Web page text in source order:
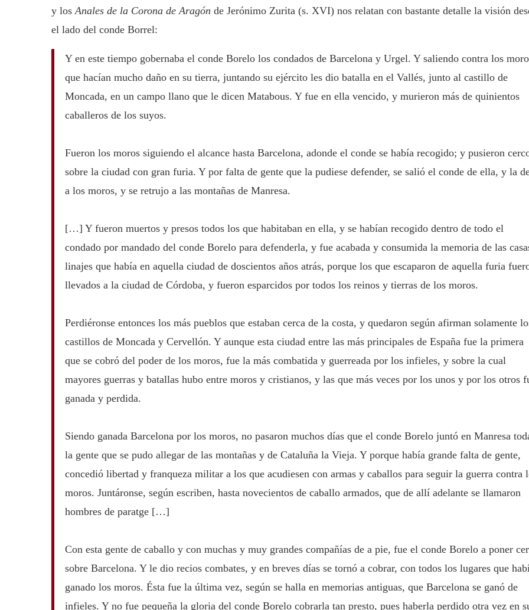
y losAnales de la Corona de Aragón de Jerónimo Zurita (s. XVI) nos relatan con bastante detalle la visión
el lado del conde Borrel:
Y en este tiempo gobernaba el conde Borelo los condados de Barcelona y Urgel. Y saliendo contra los
que hacían mucho daño en su tierra, juntando su ejército les dio batalla en el Vallés, junto al castillo de
Moncada, en un campo llano que le dicen Matabous. Y fue en ella vencido, y murieron más de quinientos
caballeros de los suyos.
Fueron los moros siguiendo el alcance hasta Barcelona, adonde el conde se había recogido; y pusieron
sobre la ciudad con gran furia. Y por falta de gente que la pudiese defender, se salió el conde de ella, y la
a los moros, y se retrujo a las montañas de Manresa.
[…] Y fueron muertos y presos todos los que habitaban en ella, y se habían recogido dentro de todo el
condado por mandado del conde Borelo para defenderla, y fue acabada y consumida la memoria de las
linajes que había en aquella ciudad de doscientos años atrás, porque los que escaparon de aquella furia
llevados a la ciudad de Córdoba, y fueron esparcidos por todos los reinos y tierras de los moros.
Perdiéronse entonces los más pueblos que estaban cerca de la costa, y quedaron según afirman solamente
castillos de Moncada y Cervellón. Y aunque esta ciudad entre las más principales de España fue la primera
que se cobró del poder de los moros, fue la más combatida y guerreada por los infieles, y sobre la cual
mayores guerras y batallas hubo entre moros y cristianos, y las que más veces por los unos y por los otros
ganada y perdida.
Siendo ganada Barcelona por los moros, no pasaron muchos días que el conde Borelo juntó en Manresa
la gente que se pudo allegar de las montañas y de Cataluña la Vieja. Y porque había grande falta de gente,
concedió libertad y franqueza militar a los que acudiesen con armas y caballos para seguir la guerra contra
moros. Juntáronse, según escriben, hasta novecientos de caballo armados, que de allí adelante se llamaron
hombres de paratge […]
Con esta gente de caballo y con muchas y muy grandes compañías de a pie, fue el conde Borelo a poner
sobre Barcelona. Y le dio recios combates, y en breves días se tornó a cobrar, con todos los lugares que
ganado los moros. Ésta fue la última vez, según se halla en memorias antiguas, que Barcelona se ganó de
infieles. Y no fue pequeña la gloria del conde Borelo cobrarla tan presto, pues haberla perdido otra vez en